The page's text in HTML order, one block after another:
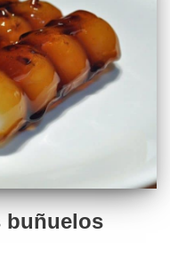
buñuelos